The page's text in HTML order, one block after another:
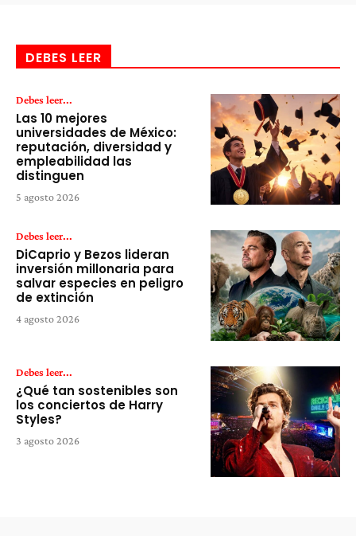
DEBES LEER
Debes leer...
Las 10 mejores
universidades de México:
reputación, diversidad y
empleabilidad las
distinguen
5 agosto 2026
Debes leer...
DiCaprio y Bezos lideran
inversión millonaria para
salvar especies en peligro
de extinción
4 agosto 2026
Debes leer...
¿Qué tan sostenibles son
los conciertos de Harry
Styles?
3 agosto 2026